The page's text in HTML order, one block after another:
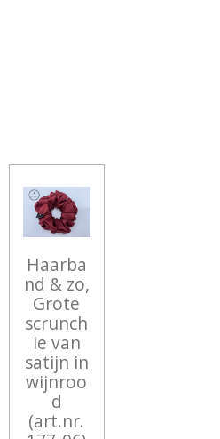
Haarba
nd & zo,
Grote
scrunch
ie van
satijn in
wijnroo
d
(art.nr.